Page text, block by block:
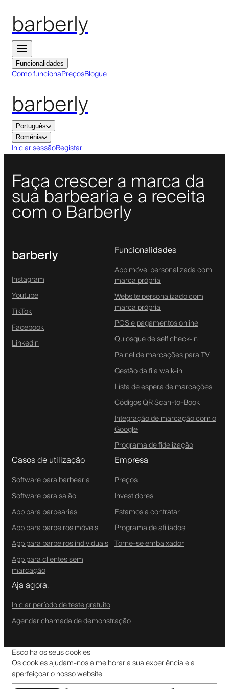
barberly
Funcionalidades
Como funcionaPreçosBlogue
barberly
Português
Roménia
Iniciar sessãoRegistar
Faça crescer a marca da
sua barbearia e a receita
com o Barberly
barberly
Instagram
Youtube
TikTok
Facebook
Linkedin
Funcionalidades
App móvel personalizada com
marca própria
Website personalizado com
marca própria
POS e pagamentos online
Quiosque de self check-in
Painel de marcações para TV
Gestão da fila walk-in
Lista de espera de marcações
Códigos QR Scan-to-Book
Integração de marcação com o
Google
Programa de fidelização
Casos de utilização
Software para barbearia
Software para salão
App para barbearias
App para barbeiros móveis
App para barbeiros individuais
App para clientes sem
marcação
Empresa
Preços
Investidores
Estamos a contratar
Programa de afiliados
Torne-se embaixador
Aja agora.
Iniciar período de teste gratuito
Agendar chamada de demonstração
Escolha os seus cookies
Os cookies ajudam-nos a melhorar a sua experiência e a
aperfeiçoar o nosso website